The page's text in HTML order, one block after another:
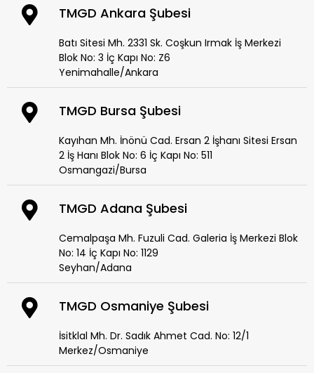
TMGD Ankara Şubesi
Batı Sitesi Mh. 2331 Sk. Coşkun Irmak İş Merkezi
Blok No: 3 İç Kapı No: Z6
Yenimahalle/Ankara
TMGD Bursa Şubesi
Kayıhan Mh. İnönü Cad. Ersan 2 İşhanı Sitesi Ersan
2 İş Hanı Blok No: 6 İç Kapı No: 511
Osmangazi/Bursa
TMGD Adana Şubesi
Cemalpaşa Mh. Fuzuli Cad. Galeria İş Merkezi Blok
No: 14 İç Kapı No: 1129
Seyhan/Adana
TMGD Osmaniye Şubesi
İsitklal Mh. Dr. Sadık Ahmet Cad. No: 12/1
Merkez/Osmaniye